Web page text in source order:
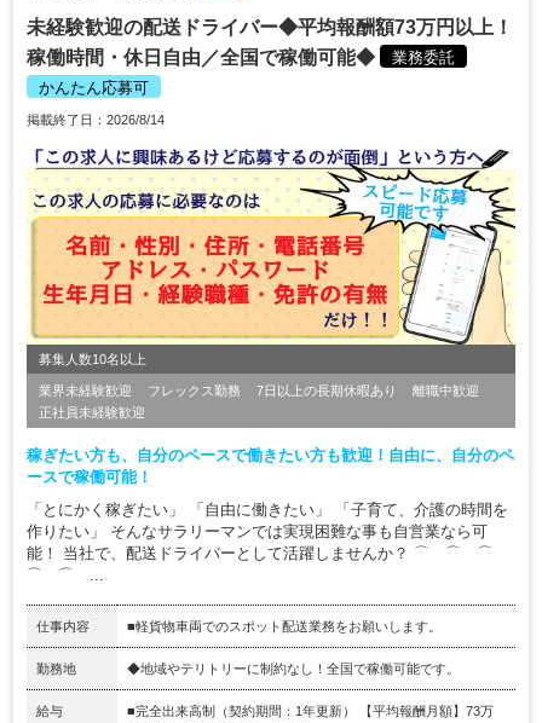
未経験歓迎の配送ドライバー◆平均報酬額73万円以上！
稼働時間・休日自由／全国で稼働可能◆
業務委託
かんたん応募可
掲載終了日：2026/8/14
募集人数10名以上
業界未経験歓迎 フレックス勤務 7日以上の長期休暇あり
離職中歓迎
正社員未経験歓迎
稼ぎたい方も、自分のペースで働きたい方も歓迎！自由に、自分のペ
ースで稼働可能！
「とにかく稼ぎたい」 「自由に働きたい」 「子育て、介護の時間を
作りたい」 そんなサラリーマンでは実現困難な事も自営業なら可
能！ 当社で、配送ドライバーとして活躍しませんか？ ⌒ ⌒ ⌒
⌒ ⌒ ...
仕事内容 ■軽貨物車両でのスポット配送業務をお願いします。
勤務地 ◆地域やテリトリーに制約なし！全国で稼働可能です。
給与
■完全出来高制（契約期間：1年更新） 【平均報酬月額】73万